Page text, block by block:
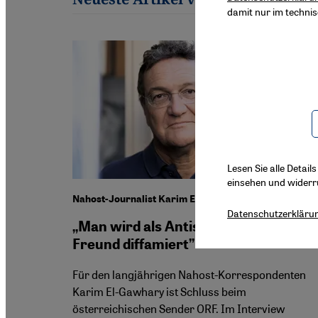
Nahost-Journalist Karim El-Gawhary
„Man wird als Antisemit und Hamas-
Freund diffamiert”
Für den langjährigen Nahost-Korrespondenten
Karim El-Gawhary ist Schluss beim
österreichischen Sender ORF. Im Interview
damit nur im
Lesen Sie alle
einsehen und